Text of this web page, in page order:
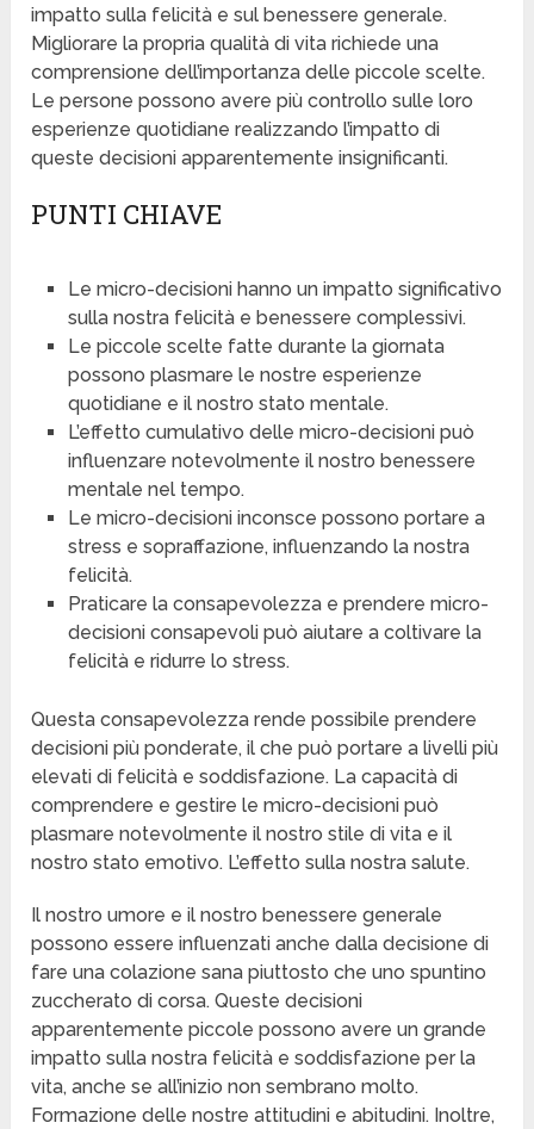
impatto sulla felicità e sul benessere generale.
Migliorare la propria qualità di vita richiede una
comprensione dell’importanza delle piccole scelte.
Le persone possono avere più controllo sulle loro
esperienze quotidiane realizzando l’impatto di
queste decisioni apparentemente insignificanti.
PUNTI CHIAVE
Le micro-decisioni hanno un impatto significativo
sulla nostra felicità e benessere complessivi.
Le piccole scelte fatte durante la giornata
possono plasmare le nostre esperienze
quotidiane e il nostro stato mentale.
L’effetto cumulativo delle micro-decisioni può
influenzare notevolmente il nostro benessere
mentale nel tempo.
Le micro-decisioni inconsce possono portare a
stress e sopraffazione, influenzando la nostra
felicità.
Praticare la consapevolezza e prendere micro-
decisioni consapevoli può aiutare a coltivare la
felicità e ridurre lo stress.
Questa consapevolezza rende possibile prendere
decisioni più ponderate, il che può portare a livelli più
elevati di felicità e soddisfazione. La capacità di
comprendere e gestire le micro-decisioni può
plasmare notevolmente il nostro stile di vita e il
nostro stato emotivo. L’effetto sulla nostra salute.
Il nostro umore e il nostro benessere generale
possono essere influenzati anche dalla decisione di
fare una colazione sana piuttosto che uno spuntino
zuccherato di corsa. Queste decisioni
apparentemente piccole possono avere un grande
impatto sulla nostra felicità e soddisfazione per la
vita, anche se all’inizio non sembrano molto.
Formazione delle nostre attitudini e abitudini. Inoltre,